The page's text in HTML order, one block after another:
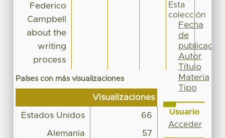
Federico
Campbell
about the
writing
process
Países con más visualizaciones
Visualizaciones
Estados Unidos 66
Alemania 57
Esta
colección
Fecha
de
publicación
Autor
Título
Materia
Tipo
Usuario
Acceder